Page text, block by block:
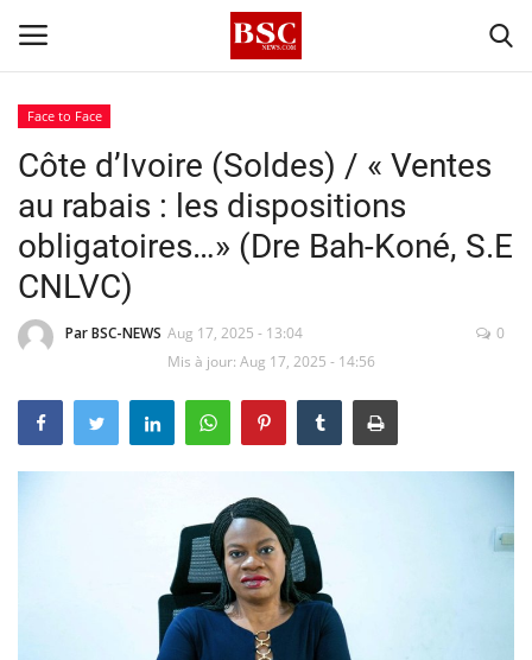
Accueil
Contact
A propos
Signature
Témoignage
Sublimes cerveaux
Face to Face
Côte d’Ivoire (Soldes) / « Ventes
au rabais : les dispositions
obligatoires…» (Dre Bah-Koné, S.E
CNLVC)
Par BSC-NEWS Aug 17, 2025 - 13:04
Mis à jour: Aug 17, 2025 - 14:56
0